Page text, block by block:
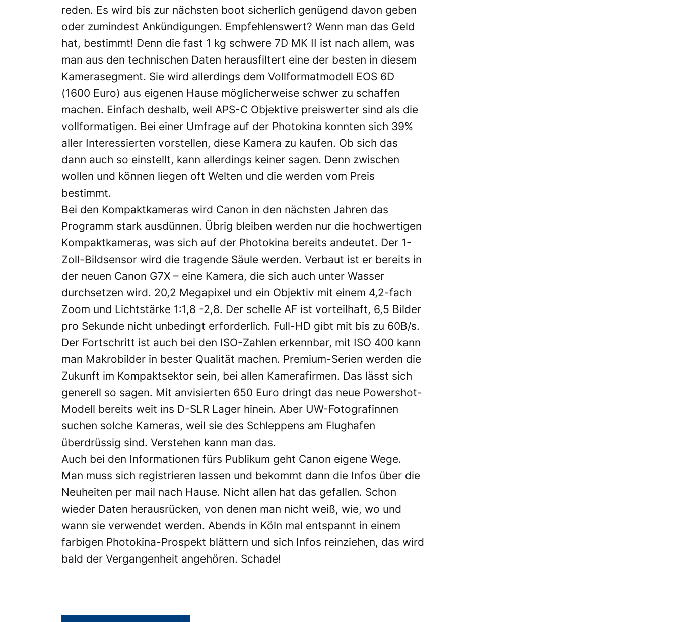
reden. Es wird bis zur nächsten boot sicherlich genügend davon geben
oder zumindest Ankündigungen. Empfehlenswert? Wenn man das Geld
hat, bestimmt! Denn die fast 1 kg schwere 7D MK II ist nach allem, was
man aus den technischen Daten herausfiltert eine der besten in diesem
Kamerasegment. Sie wird allerdings dem Vollformatmodell EOS 6D
(1600 Euro) aus eigenen Hause möglicherweise schwer zu schaffen
machen. Einfach deshalb, weil APS-C Objektive preiswerter sind als die
vollformatigen. Bei einer Umfrage auf der Photokina konnten sich 39%
aller Interessierten vorstellen, diese Kamera zu kaufen. Ob sich das
dann auch so einstellt, kann allerdings keiner sagen. Denn zwischen
wollen und können liegen oft Welten und die werden vom Preis
bestimmt.
Bei den Kompaktkameras wird Canon in den nächsten Jahren das
Programm stark ausdünnen. Übrig bleiben werden nur die hochwertigen
Kompaktkameras, was sich auf der Photokina bereits andeutet. Der 1-
Zoll-Bildsensor wird die tragende Säule werden. Verbaut ist er bereits in
der neuen Canon G7X – eine Kamera, die sich auch unter Wasser
durchsetzen wird. 20,2 Megapixel und ein Objektiv mit einem 4,2-fach
Zoom und Lichtstärke 1:1,8 -2,8. Der schelle AF ist vorteilhaft, 6,5 Bilder
pro Sekunde nicht unbedingt erforderlich. Full-HD gibt mit bis zu 60B/s.
Der Fortschritt ist auch bei den ISO-Zahlen erkennbar, mit ISO 400 kann
man Makrobilder in bester Qualität machen. Premium-Serien werden die
Zukunft im Kompaktsektor sein, bei allen Kamerafirmen. Das lässt sich
generell so sagen. Mit anvisierten 650 Euro dringt das neue Powershot-
Modell bereits weit ins D-SLR Lager hinein. Aber UW-Fotografinnen
suchen solche Kameras, weil sie des Schleppens am Flughafen
überdrüssig sind. Verstehen kann man das.
Auch bei den Informationen fürs Publikum geht Canon eigene Wege.
Man muss sich registrieren lassen und bekommt dann die Infos über die
Neuheiten per mail nach Hause. Nicht allen hat das gefallen. Schon
wieder Daten herausrücken, von denen man nicht weiß, wie, wo und
wann sie verwendet werden. Abends in Köln mal entspannt in einem
farbigen Photokina-Prospekt blättern und sich Infos reinziehen, das wird
bald der Vergangenheit angehören. Schade!